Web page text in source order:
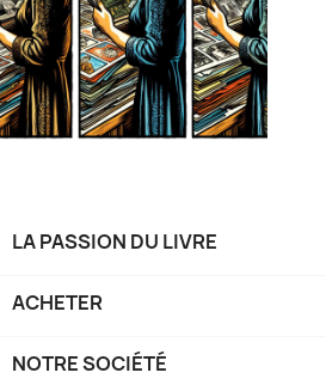
LA PASSION DU LIVRE
ACHETER
NOTRE SOCIÉTÉ